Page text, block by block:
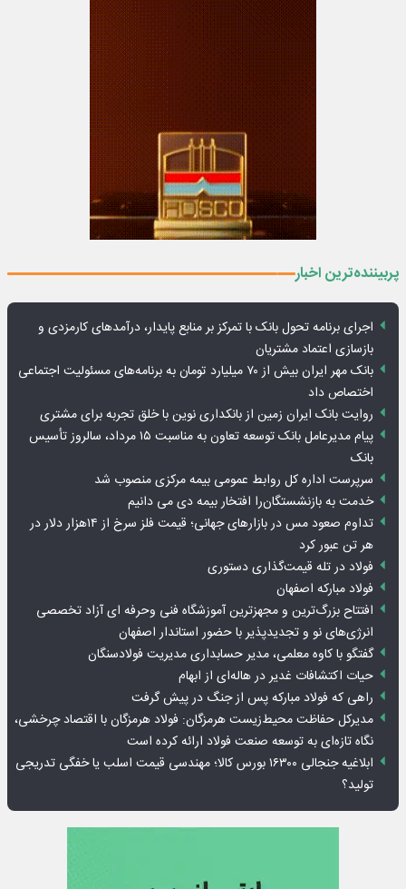
پربیننده‌ترین اخبار
اجرای برنامه تحول بانک با تمرکز بر منابع پایدار، درآمدهای کارمزدی و
بازسازی اعتماد مشتریان
بانک مهر ایران بیش از ۷۰ میلیارد تومان به برنامه‌های مسئولیت اجتماعی
اختصاص داد
روایت بانک ایران زمین از بانکداری نوین با خلق تجربه برای مشتری
پیام مدیرعامل بانک توسعه تعاون به مناسبت ۱۵ مرداد، سالروز تأسیس
بانک
سرپرست اداره کل روابط عمومی بیمه مرکزی منصوب شد
خدمت به بازنشستگان‌را افتخار بیمه دی می دانیم
تداوم صعود مس در بازارهای جهانی؛ قیمت فلز سرخ از ۱۴هزار دلار در
هر تن عبور کرد
فولاد در تله قیمت‌گذاری دستوری
فولاد مبارکه اصفهان
افتتاح بزرگ‌ترین و مجهزترین آموزشگاه فنی وحرفه ای آزاد تخصصی
انرژی‌های نو و تجدیدپذیر با حضور استاندار اصفهان
گفتگو با کاوه معلمی، مدیر حسابداری مدیریت فولادسنگان
حیات اکتشافات غدیر در هاله‌ای از ابهام
راهی که فولاد مبارکه پس از جنگ در پیش گرفت
مدیرکل حفاظت محیط‌زیست هرمزگان: فولاد هرمزگان با اقتصاد چرخشی،
نگاه تازه‌ای به توسعه صنعت فولاد ارائه کرده است
ابلاغیه جنجالی ۱۶۳۰۰ بورس کالا؛ مهندسی قیمت اسلب یا خفگی تدریجی
تولید؟